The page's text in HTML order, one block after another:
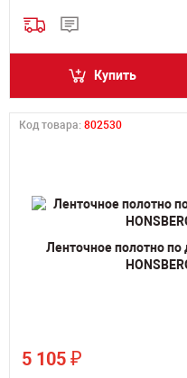
Купить
Код товара: 802530
Ленточное полотно по
5 105 ₽